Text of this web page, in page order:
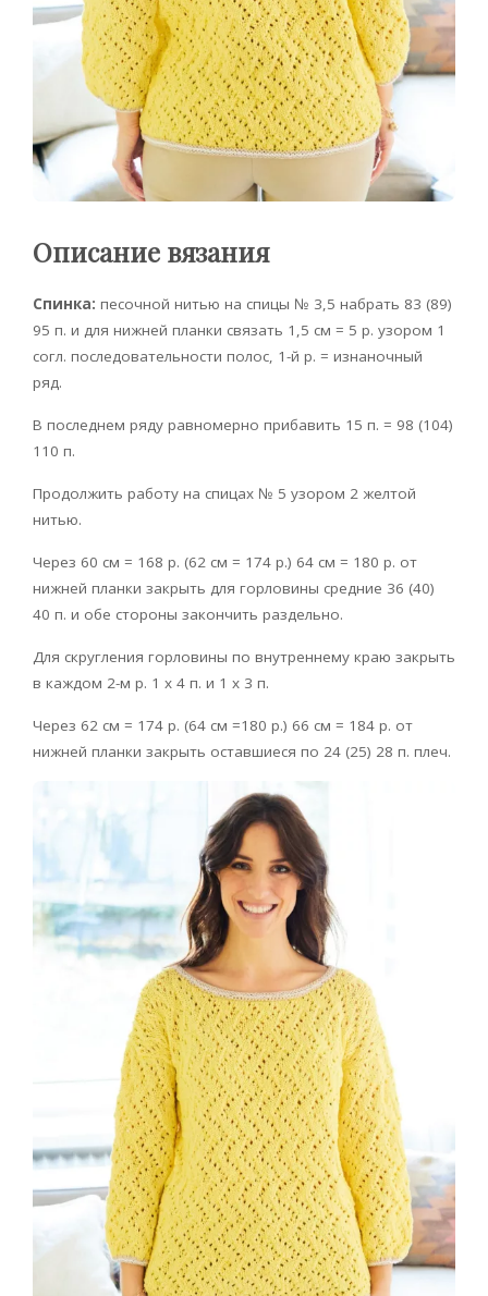
Описание вязания
Спинка: песочной нитью на спицы № 3,5 набрать 83 (89)
95 п. и для нижней планки связать 1,5 см = 5 р. узором 1
согл. последовательности полос, 1-й р. = изнаночный
ряд.
В последнем ряду равномерно прибавить 15 п. = 98 (104)
110 п.
Продолжить работу на спицах № 5 узором 2 желтой
нитью.
Через 60 см = 168 р. (62 см = 174 р.) 64 см = 180 р. от
нижней планки закрыть для горловины средние 36 (40)
40 п. и обе стороны закончить раздельно.
Для скругления горловины по внутреннему краю закрыть
в каждом 2-м р. 1 х 4 п. и 1 х 3 п.
Через 62 см = 174 р. (64 см =180 р.) 66 см = 184 р. от
нижней планки закрыть оставшиеся по 24 (25) 28 п. плеч.